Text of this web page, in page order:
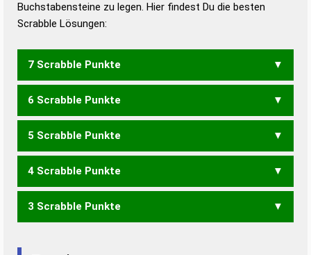
Duden – Deutsches
Buchstabensteine zu legen. Hier findest Du die besten
Scrabble Lösungen:
7 Scrabble Punkte
EIGNER EREIGN GENIER
NEGIER
REGIEN REIGEN RIEGEN
6 Scrabble Punkte
EIGEN EIGNE ENGER
GERNE
GIENE GIERE GREEN GREIN GRIEN NEGER NEIGE REGEN
REGIE REGNE RIEGE
5 Scrabble Punkte
EIGN ENGE GEIN GENE
NEIG REGE RING EINER NIERE REINE
4 Scrabble Punkte
ENG ERG GEN GER GIN
NEER
REIN RENE
3 Scrabble Punkte